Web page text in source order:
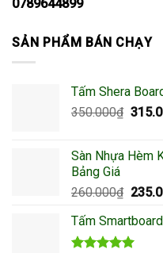
0789644899
SẢN PHẨM BÁN CHẠY
Tấm Shera
350.000₫ Giá
Sàn Nhựa Hèm
Bảng Giá
260.000₫ Giá
là:
Tấm